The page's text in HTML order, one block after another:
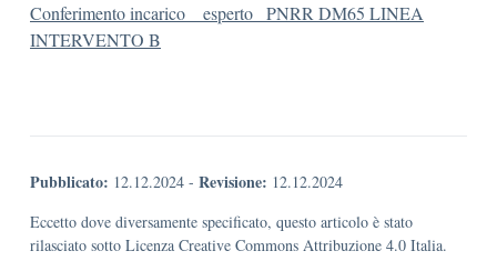
Conferimento incarico _ esperto_ PNRR DM65 LINEA
INTERVENTO B
Pubblicato: 12.12.2024 - Revisione: 12.12.2024
Eccetto dove diversamente specificato, questo articolo è stato
rilasciato sotto Licenza Creative Commons Attribuzione 4.0 Italia.